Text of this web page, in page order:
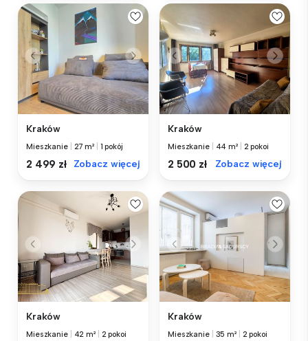
Kraków
Mieszkanie 27 m² 1 pokój
2 499 zł Zobacz więcej
Kraków
Mieszkanie 44 m² 2 pokoi
2 500 zł Zobacz więcej
Kraków
Mieszkanie 42 m² 2 pokoi
Kraków
Mieszkanie 35 m² 2 pokoi